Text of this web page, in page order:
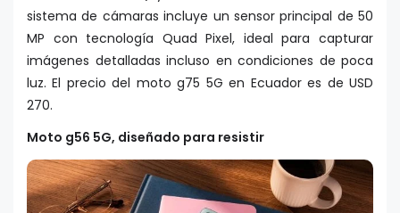
sistema de cámaras incluye un sensor principal de 50
MP con tecnología Quad Pixel, ideal para capturar
imágenes detalladas incluso en condiciones de poca
luz. El precio del moto g75 5G en Ecuador es de USD
270.
Moto g56 5G, diseñado para resistir